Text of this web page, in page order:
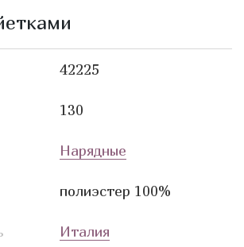
42225
130
Нарядные
полиэстер 100%
Италия